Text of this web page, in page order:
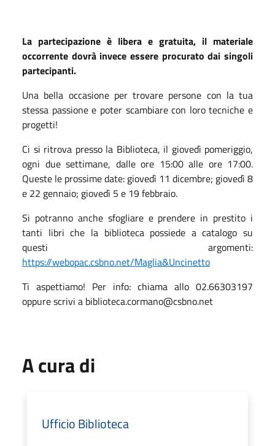
La partecipazione è libera e gratuita, il materiale
occorrente dovrà invece essere procurato dai singoli
partecipanti.
Una bella occasione per trovare persone con la tua
stessa passione e poter scambiare con loro tecniche e
progetti!
Ci si ritrova presso la Biblioteca, il giovedì pomeriggio,
ogni due settimane, dalle ore 15:00 alle ore 17:00.
Queste le prossime date: giovedì 11 dicembre; giovedì 8
e 22 gennaio; giovedì 5 e 19 febbraio.
Si potranno anche sfogliare e prendere in prestito i
tanti libri che la biblioteca possiede a catalogo su
questi argomenti:
https://webopac.csbno.net/Maglia&Uncinetto
Ti aspettiamo! Per info: chiama allo 02.66303197
oppure scrivi a biblioteca.cormano@csbno.net
A cura di
Ufficio Biblioteca